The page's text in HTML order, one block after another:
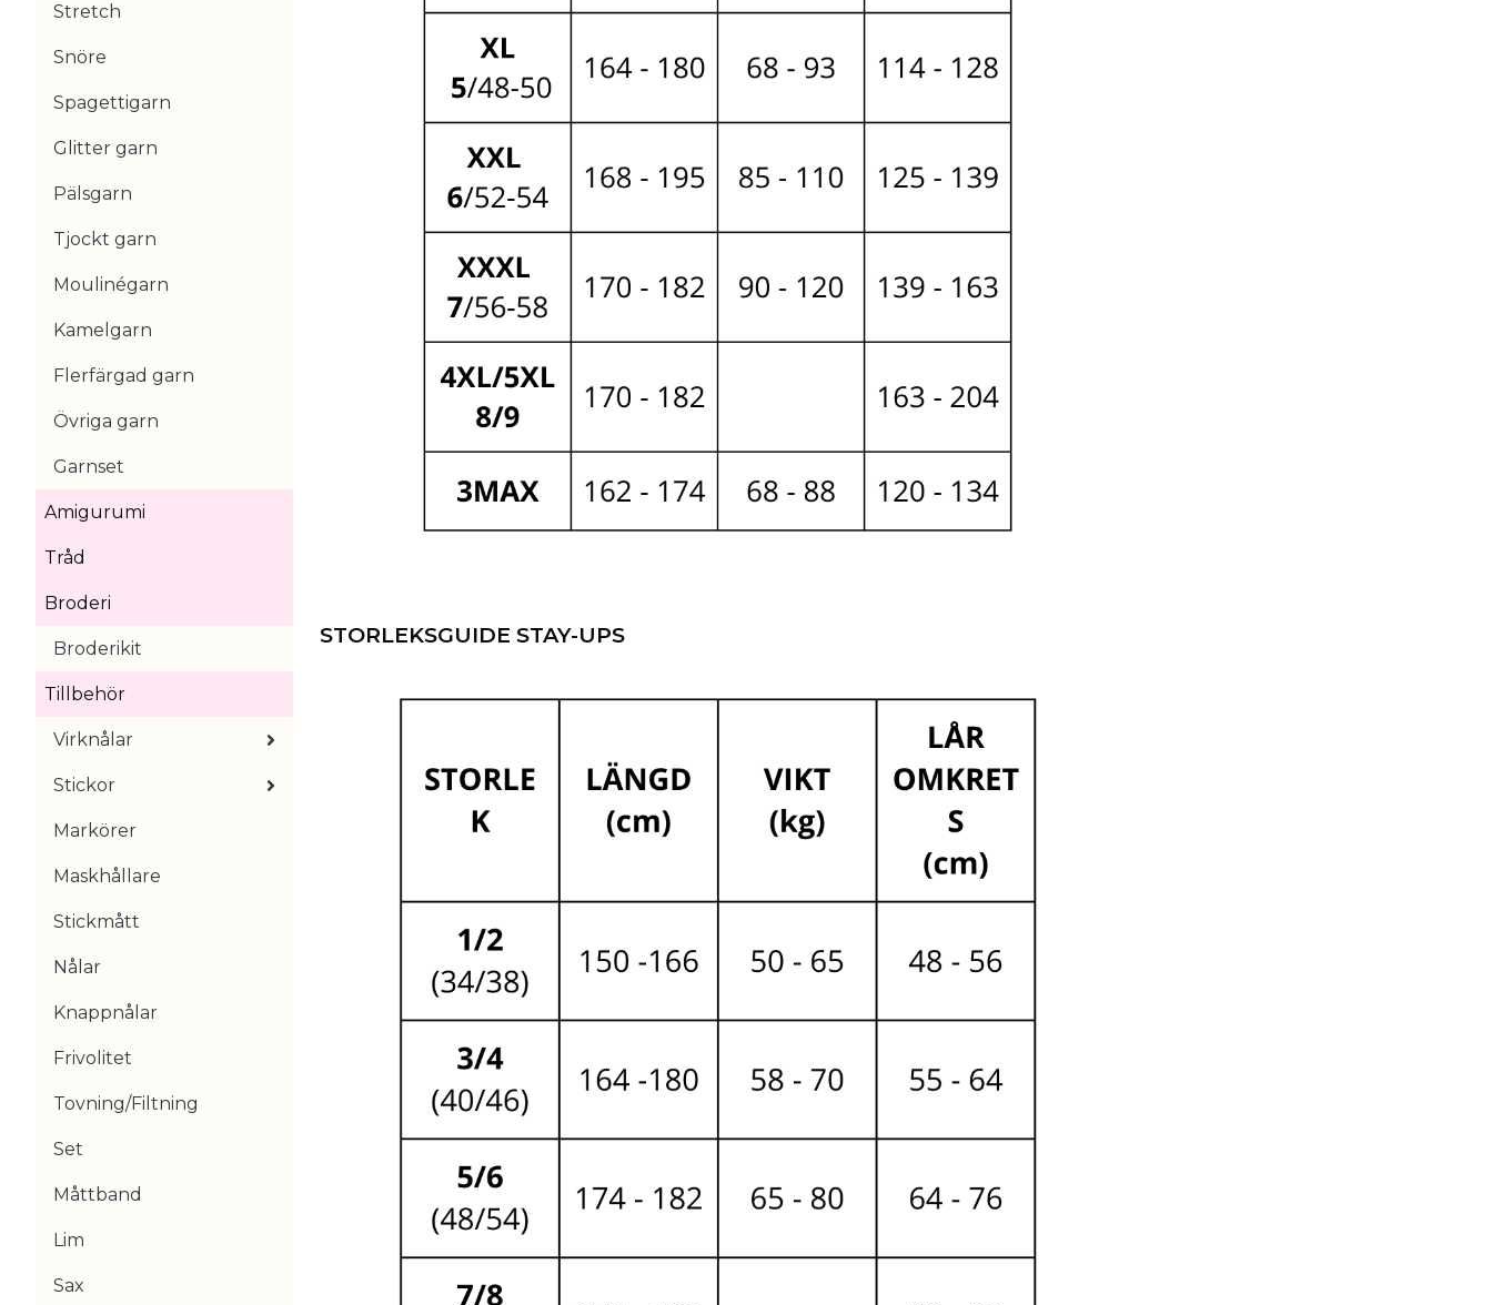
Stretch
Snöre
Spagettigarn
Glitter garn
Pälsgarn
Tjockt garn
Moulinégarn
Kamelgarn
Flerfärgad garn
Övriga garn
Garnset
Amigurumi
Tråd
Broderi
Broderikit
Tillbehör
Virknålar
Stickor
Markörer
Maskhållare
Stickmått
Nålar
Knappnålar
Frivolitet
Tovning/Filtning
Set
Måttband
Lim
Sax
STORLEKSGUIDE STAY-UPS